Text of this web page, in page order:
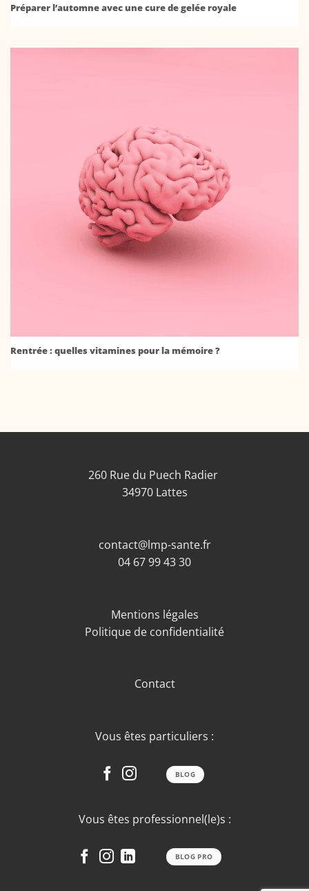
Préparer l’automne avec une cure de gelée royale
Rentrée : quelles vitamines pour la mémoire ?
260 Rue du Puech Radier
34970 Lattes
contact@lmp-sante.fr
04 67 99 43 30
Mentions légales
Politique de confidentialité
Contact
Vous êtes particuliers :
BLOG
Vous êtes professionnel(le)s :
BLOG PRO